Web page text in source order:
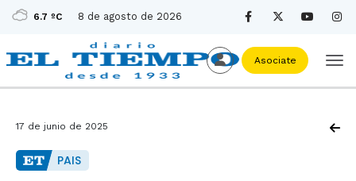
6.7 ºC 8 de agosto de 2026
Asociate
17 de junio de 2025
PAIS